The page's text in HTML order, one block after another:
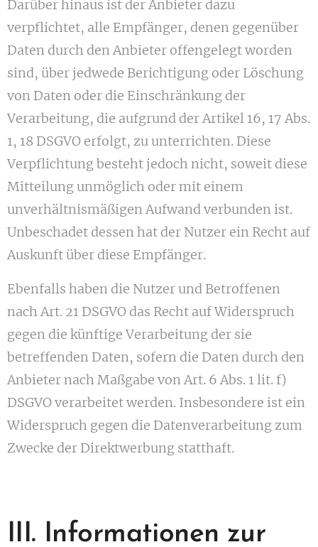
Darüber hinaus ist der Anbieter dazu
verpflichtet, alle Empfänger, denen gegenüber
Daten durch den Anbieter offengelegt worden
sind, über jedwede Berichtigung oder Löschung
von Daten oder die Einschränkung der
Verarbeitung, die aufgrund der Artikel 16, 17 Abs.
1, 18 DSGVO erfolgt, zu unterrichten. Diese
Verpflichtung besteht jedoch nicht, soweit diese
Mitteilung unmöglich oder mit einem
unverhältnismäßigen Aufwand verbunden ist.
Unbeschadet dessen hat der Nutzer ein Recht auf
Auskunft über diese Empfänger.
Ebenfalls haben die Nutzer und Betroffenen
nach Art. 21 DSGVO das Recht auf Widerspruch
gegen die künftige Verarbeitung der sie
betreffenden Daten, sofern die Daten durch den
Anbieter nach Maßgabe von Art. 6 Abs. 1 lit. f)
DSGVO verarbeitet werden. Insbesondere ist ein
Widerspruch gegen die Datenverarbeitung zum
Zwecke der Direktwerbung statthaft.
III. Informationen zur